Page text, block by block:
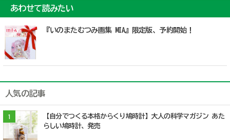
あわせて読みたい
『いのまたむつみ画集 MIA』限定版、予約開始！
人気の記事
1
【自分でつくる本格からくり鳩時計】大人の科学マガジン あた
らしい鳩時計、発売